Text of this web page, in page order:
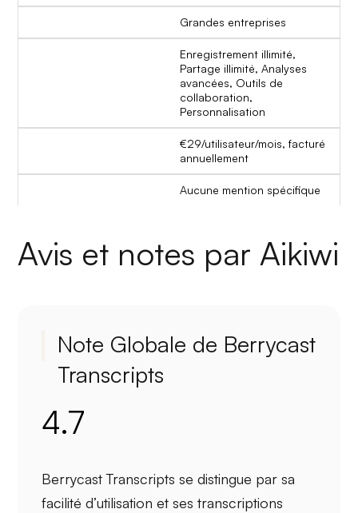
Grandes entreprises
Enregistrement illimité,
Partage illimité, Analyses
avancées, Outils de
collaboration,
Personnalisation
€29/utilisateur/mois, facturé
annuellement
Aucune mention spécifique
Avis et notes par Aikiwi
Note Globale de Berrycast
Transcripts
4.7
Berrycast Transcripts se distingue par sa
facilité d’utilisation et sestranscriptions